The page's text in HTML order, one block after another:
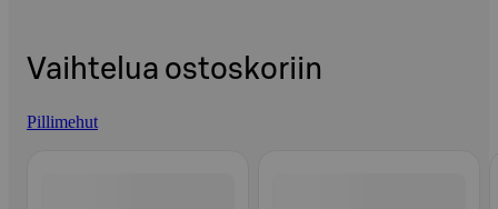
Vaihtelua ostoskoriin
Pillimehut